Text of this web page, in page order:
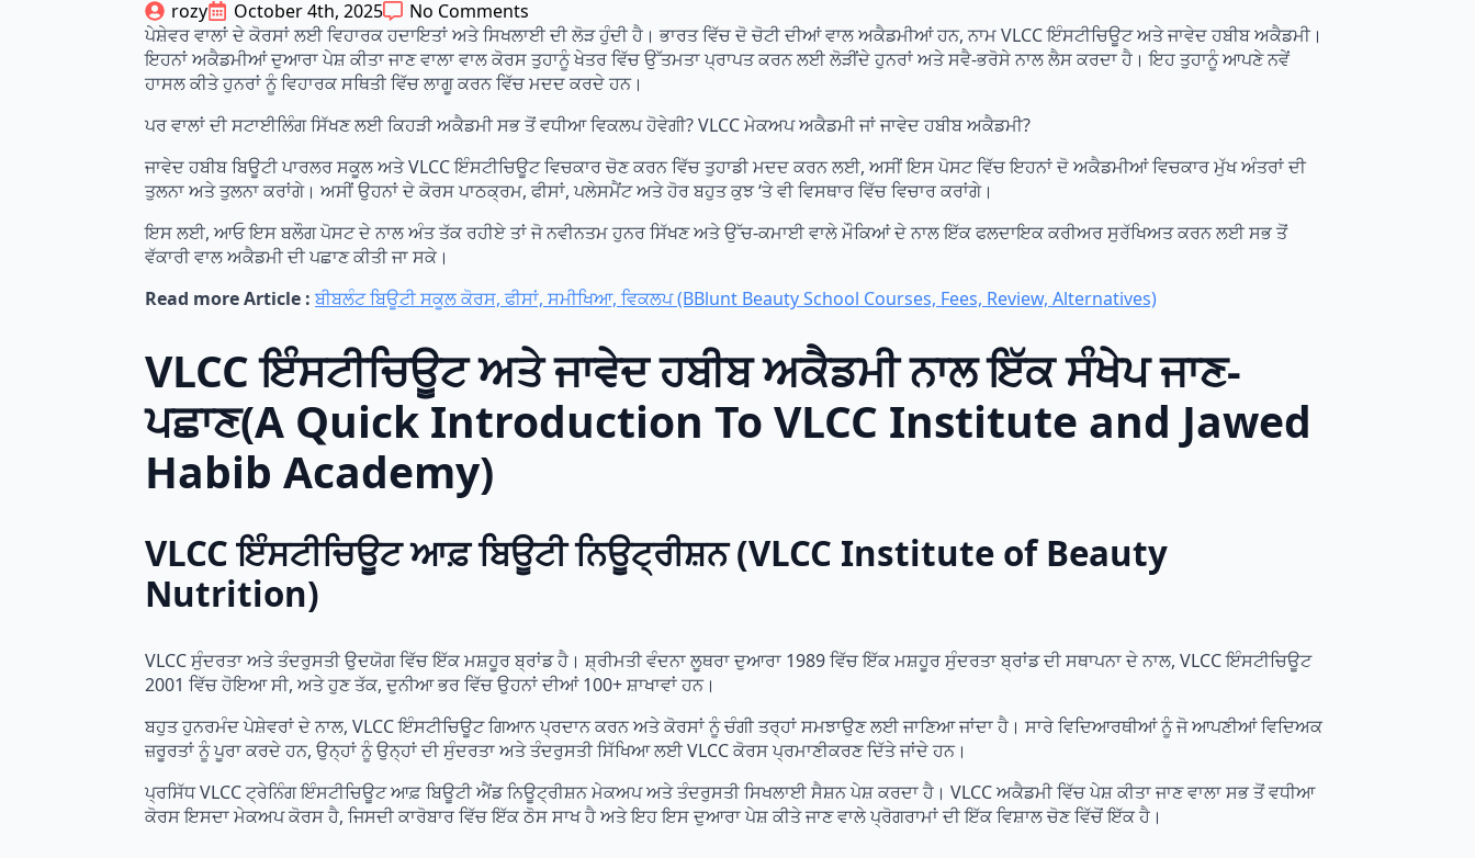
rozy
October 4th, 2025
No Comments
ਪੇਸ਼ੇਵਰ ਵਾਲਾਂ ਦੇ ਕੋਰਸਾਂ ਲਈ ਵਿਹਾਰਕ ਹਦਾਇਤਾਂ ਅਤੇ ਸਿਖਲਾਈ ਦੀ ਲੋੜ ਹੁੰਦੀ ਹੈ। ਭਾਰਤ ਵਿੱਚ ਦੋ ਚੋਟੀ ਦੀਆਂ ਵਾਲ ਅਕੈਡਮੀਆਂ ਹਨ, ਨਾਮ VLCC ਇੰਸਟੀਚਿਊਟ ਅਤੇ ਜਾਵੇਦ ਹਬੀਬ ਅਕੈਡਮੀ।
ਇਹਨਾਂ ਅਕੈਡਮੀਆਂ ਦੁਆਰਾ ਪੇਸ਼ ਕੀਤਾ ਜਾਣ ਵਾਲਾ ਵਾਲ ਕੋਰਸ ਤੁਹਾਨੂੰ ਖੇਤਰ ਵਿੱਚ ਉੱਤਮਤਾ ਪ੍ਰਾਪਤ ਕਰਨ ਲਈ ਲੋੜੀਂਦੇ ਹੁਨਰਾਂ ਅਤੇ ਸਵੈ-ਭਰੋਸੇ ਨਾਲ ਲੈਸ ਕਰਦਾ ਹੈ। ਇਹ ਤੁਹਾਨੂੰ ਆਪਣੇ ਨਵੇਂ
ਹਾਸਲ ਕੀਤੇ ਹੁਨਰਾਂ ਨੂੰ ਵਿਹਾਰਕ ਸਥਿਤੀ ਵਿੱਚ ਲਾਗੂ ਕਰਨ ਵਿੱਚ ਮਦਦ ਕਰਦੇ ਹਨ।
ਪਰ ਵਾਲਾਂ ਦੀ ਸਟਾਈਲਿੰਗ ਸਿੱਖਣ ਲਈ ਕਿਹੜੀ ਅਕੈਡਮੀ ਸਭ ਤੋਂ ਵਧੀਆ ਵਿਕਲਪ ਹੋਵੇਗੀ? VLCC ਮੇਕਅਪ ਅਕੈਡਮੀ ਜਾਂ ਜਾਵੇਦ ਹਬੀਬ ਅਕੈਡਮੀ?
ਜਾਵੇਦ ਹਬੀਬ ਬਿਊਟੀ ਪਾਰਲਰ ਸਕੂਲ ਅਤੇ VLCC ਇੰਸਟੀਚਿਊਟ ਵਿਚਕਾਰ ਚੋਣ ਕਰਨ ਵਿੱਚ ਤੁਹਾਡੀ ਮਦਦ ਕਰਨ ਲਈ, ਅਸੀਂ ਇਸ ਪੋਸਟ ਵਿੱਚ ਇਹਨਾਂ ਦੋ ਅਕੈਡਮੀਆਂ ਵਿਚਕਾਰ ਮੁੱਖ ਅੰਤਰਾਂ ਦੀ
ਤੁਲਨਾ ਅਤੇ ਤੁਲਨਾ ਕਰਾਂਗੇ। ਅਸੀਂ ਉਹਨਾਂ ਦੇ ਕੋਰਸ ਪਾਠਕ੍ਰਮ, ਫੀਸਾਂ, ਪਲੇਸਮੈਂਟ ਅਤੇ ਹੋਰ ਬਹੁਤ ਕੁਝ ‘ਤੇ ਵੀ ਵਿਸਥਾਰ ਵਿੱਚ ਵਿਚਾਰ ਕਰਾਂਗੇ।
ਇਸ ਲਈ, ਆਓ ਇਸ ਬਲੌਗ ਪੋਸਟ ਦੇ ਨਾਲ ਅੰਤ ਤੱਕ ਰਹੀਏ ਤਾਂ ਜੋ ਨਵੀਨਤਮ ਹੁਨਰ ਸਿੱਖਣ ਅਤੇ ਉੱਚ-ਕਮਾਈ ਵਾਲੇ ਮੌਕਿਆਂ ਦੇ ਨਾਲ ਇੱਕ ਫਲਦਾਇਕ ਕਰੀਅਰ ਸੁਰੱਖਿਅਤ ਕਰਨ ਲਈ ਸਭ ਤੋਂ
ਵੱਕਾਰੀ ਵਾਲ ਅਕੈਡਮੀ ਦੀ ਪਛਾਣ ਕੀਤੀ ਜਾ ਸਕੇ।
Read more Article : ਬੀਬਲੰਟ ਬਿਊਟੀ ਸਕੂਲ ਕੋਰਸ, ਫੀਸਾਂ, ਸਮੀਖਿਆ, ਵਿਕਲਪ (BBlunt Beauty School Courses, Fees, Review, Alternatives)
VLCC ਇੰਸਟੀਚਿਊਟ ਅਤੇ ਜਾਵੇਦ ਹਬੀਬ ਅਕੈਡਮੀ ਨਾਲ ਇੱਕ ਸੰਖੇਪ ਜਾਣ-
ਪਛਾਣ(A Quick Introduction To VLCC Institute and Jawed
Habib Academy)
VLCC ਇੰਸਟੀਚਿਊਟ ਆਫ਼ ਬਿਊਟੀ ਨਿਊਟ੍ਰੀਸ਼ਨ (VLCC Institute of Beauty
Nutrition)
VLCC ਸੁੰਦਰਤਾ ਅਤੇ ਤੰਦਰੁਸਤੀ ਉਦਯੋਗ ਵਿੱਚ ਇੱਕ ਮਸ਼ਹੂਰ ਬ੍ਰਾਂਡ ਹੈ। ਸ਼੍ਰੀਮਤੀ ਵੰਦਨਾ ਲੂਥਰਾ ਦੁਆਰਾ 1989 ਵਿੱਚ ਇੱਕ ਮਸ਼ਹੂਰ ਸੁੰਦਰਤਾ ਬ੍ਰਾਂਡ ਦੀ ਸਥਾਪਨਾ ਦੇ ਨਾਲ, VLCC ਇੰਸਟੀਚਿਊਟ
2001 ਵਿੱਚ ਹੋਇਆ ਸੀ, ਅਤੇ ਹੁਣ ਤੱਕ, ਦੁਨੀਆ ਭਰ ਵਿੱਚ ਉਹਨਾਂ ਦੀਆਂ 100+ ਸ਼ਾਖਾਵਾਂ ਹਨ।
ਬਹੁਤ ਹੁਨਰਮੰਦ ਪੇਸ਼ੇਵਰਾਂ ਦੇ ਨਾਲ, VLCC ਇੰਸਟੀਚਿਊਟ ਗਿਆਨ ਪ੍ਰਦਾਨ ਕਰਨ ਅਤੇ ਕੋਰਸਾਂ ਨੂੰ ਚੰਗੀ ਤਰ੍ਹਾਂ ਸਮਝਾਉਣ ਲਈ ਜਾਣਿਆ ਜਾਂਦਾ ਹੈ। ਸਾਰੇ ਵਿਦਿਆਰਥੀਆਂ ਨੂੰ ਜੋ ਆਪਣੀਆਂ ਵਿਦਿਅਕ
ਜ਼ਰੂਰਤਾਂ ਨੂੰ ਪੂਰਾ ਕਰਦੇ ਹਨ, ਉਨ੍ਹਾਂ ਨੂੰ ਉਨ੍ਹਾਂ ਦੀ ਸੁੰਦਰਤਾ ਅਤੇ ਤੰਦਰੁਸਤੀ ਸਿੱਖਿਆ ਲਈ VLCC ਕੋਰਸ ਪ੍ਰਮਾਣੀਕਰਣ ਦਿੱਤੇ ਜਾਂਦੇ ਹਨ।
ਪ੍ਰਸਿੱਧ VLCC ਟ੍ਰੇਨਿੰਗ ਇੰਸਟੀਚਿਊਟ ਆਫ਼ ਬਿਊਟੀ ਐਂਡ ਨਿਊਟ੍ਰੀਸ਼ਨ ਮੇਕਅਪ ਅਤੇ ਤੰਦਰੁਸਤੀ ਸਿਖਲਾਈ ਸੈਸ਼ਨ ਪੇਸ਼ ਕਰਦਾ ਹੈ। VLCC ਅਕੈਡਮੀ ਵਿੱਚ ਪੇਸ਼ ਕੀਤਾ ਜਾਣ ਵਾਲਾ ਸਭ ਤੋਂ ਵਧੀਆ
ਕੋਰਸ ਇਸਦਾ ਮੇਕਅਪ ਕੋਰਸ ਹੈ, ਜਿਸਦੀ ਕਾਰੋਬਾਰ ਵਿੱਚ ਇੱਕ ਠੋਸ ਸਾਖ ਹੈ ਅਤੇ ਇਹ ਇਸ ਦੁਆਰਾ ਪੇਸ਼ ਕੀਤੇ ਜਾਣ ਵਾਲੇ ਪ੍ਰੋਗਰਾਮਾਂ ਦੀ ਇੱਕ ਵਿਸ਼ਾਲ ਚੋਣ ਵਿੱਚੋਂ ਇੱਕ ਹੈ।